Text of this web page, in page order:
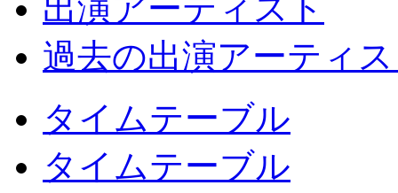
出演アーティスト
過去の出演アーティ
タイムテーブル
タイムテーブル